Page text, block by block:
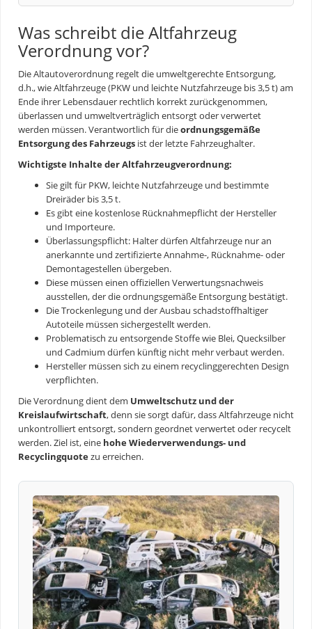
Was schreibt die Altfahrzeug
Verordnung vor?
Die Altautoverordnung regelt die umweltgerechte Entsorgung,
d.h., wie Altfahrzeuge (PKW und leichte Nutzfahrzeuge bis 3,5 t) am
Ende ihrer Lebensdauer rechtlich korrekt zurückgenommen,
überlassen und umweltverträglich entsorgt oder verwertet
werden müssen. Verantwortlich für dieordnungsgemäße
Entsorgung des Fahrzeugs ist der letzte Fahrzeughalter.
Wichtigste Inhalte der Altfahrzeugverordnung:
Sie gilt für PKW, leichte Nutzfahrzeuge und bestimmte
Dreiräder bis 3,5 t.
Es gibt eine kostenlose Rücknahmepflicht der Hersteller
und Importeure.
Überlassungspflicht: Halter dürfen Altfahrzeuge nur an
anerkannte und zertifizierte Annahme-, Rücknahme- oder
Demontagestellen übergeben.
Diese müssen einen offiziellen Verwertungsnachweis
ausstellen, der die ordnungsgemäße Entsorgung bestätigt.
Die Trockenlegung und der Ausbau schadstoffhaltiger
Autoteile müssen sichergestellt werden.
Problematisch zu entsorgende Stoffe wie Blei, Quecksilber
und Cadmium dürfen künftig nicht mehr verbaut werden.
Hersteller müssen sich zu einem recyclinggerechten Design
verpflichten.
Die Verordnung dient dem Umweltschutz und der
Kreislaufwirtschaft, denn sie sorgt dafür, dass Altfahrzeuge nicht
unkontrolliert entsorgt, sondern geordnet verwertet oder recycelt
werden. Ziel ist, eine hohe Wiederverwendungs- und
Recyclingquotezu erreichen.